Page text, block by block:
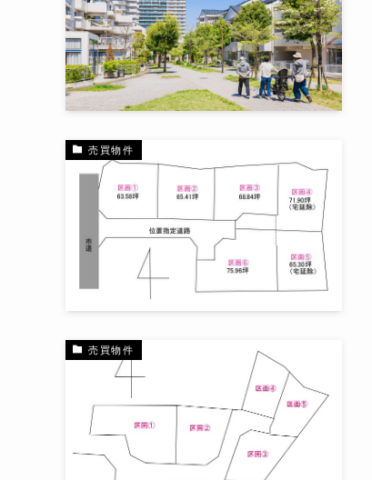
売買物件
売買物件